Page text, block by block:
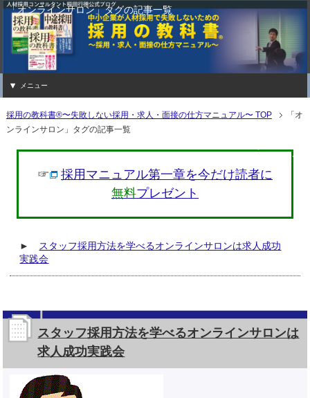
「オンラインサロン」タグの記事一覧
グ「オンラインサロン」の記事一覧です
メニュー
採用の教科書®〜失敗しない採用・求人・面接の仕方マニュアル〜 TOP
「オ
ンラインサロン」タグの記事一覧
☞
採用マニュアル第一章を今だけ読者に
無料プレゼント
► スタッフ採用方法を学べるオンラインサロンは求人成功
実践会
スタッフ採用方法を学べるオンラインサロンは
求人成功実践会